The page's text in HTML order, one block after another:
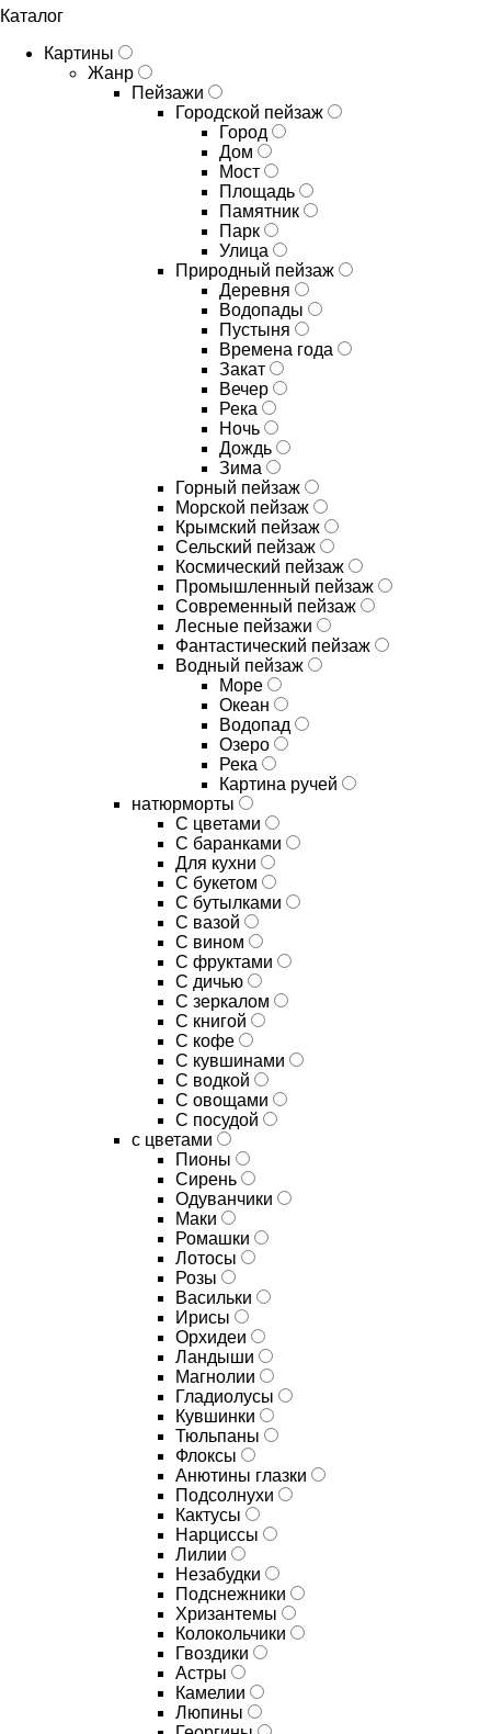
Каталог
Картины
Жанр
Пейзажи
Городской пейзаж
Город
Дом
Мост
Площадь
Памятник
Парк
Улица
Природный пейзаж
Деревня
Водопады
Пустыня
Времена года
Закат
Вечер
Река
Ночь
Дождь
Зима
Горный пейзаж
Морской пейзаж
Крымский пейзаж
Сельский пейзаж
Космический пейзаж
Промышленный пейзаж
Современный пейзаж
Лесные пейзажи
Фантастический пейзаж
Водный пейзаж
Море
Океан
Водопад
Озеро
Река
Картина ручей
натюрморты
С цветами
С баранками
Для кухни
C букетом
C бутылками
C вазой
C вином
C фруктами
C дичью
C зеркалом
C книгой
C кофе
C кувшинами
C водкой
C овощами
C посудой
с цветами
Пионы
Сирень
Одуванчики
Маки
Ромашки
Лотосы
Розы
Васильки
Ирисы
Орхидеи
Ландыши
Магнолии
Гладиолусы
Кувшинки
Тюльпаны
Флоксы
Анютины глазки
Подсолнухи
Кактусы
Нарциссы
Лилии
Незабудки
Подснежники
Хризантемы
Колокольчики
Гвоздики
Астры
Камелии
Люпины